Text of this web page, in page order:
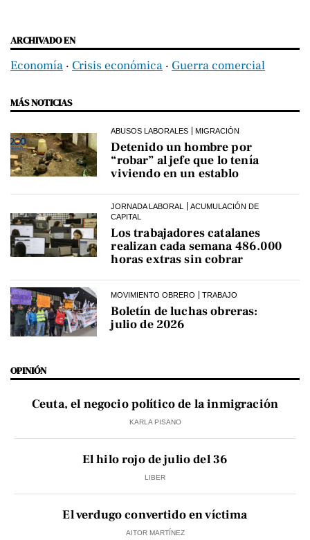
ARCHIVADO EN
Economía ‧ Crisis económica ‧ Guerra comercial
MÁS NOTICIAS
ABUSOS LABORALES MIGRACIÓN
Detenido un hombre por
“robar” al jefe que lo tenía
viviendo en un establo
JORNADA LABORAL
ACUMULACIÓN DE
CAPITAL
Los trabajadores catalanes
realizan cada semana 486.000
horas extras sin cobrar
MOVIMIENTO OBRERO TRABAJO
Boletín de luchas obreras:
julio de 2026
OPINIÓN
Ceuta, el negocio político de la inmigración
KARLA PISANO
El hilo rojo de julio del 36
LIBER
El verdugo convertido en víctima
AITOR MARTÍNEZ